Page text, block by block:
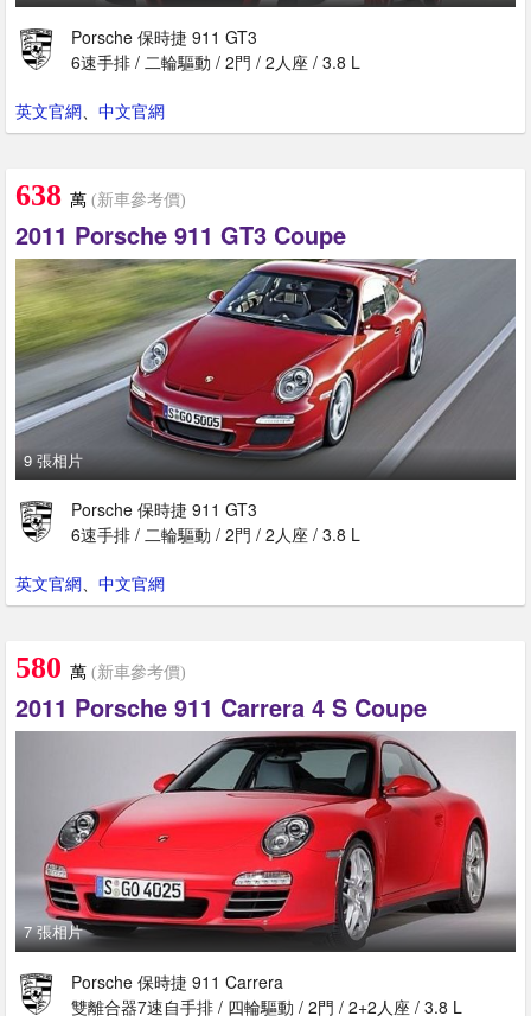
Porsche 保時捷 911 GT3
6速手排 / 二輪驅動 / 2門 / 2人座 / 3.8 L
英文官網、 中文官網
638 萬 (新車參考價)
2011 Porsche 911 GT3 Coupe
9 張相片
Porsche 保時捷 911 GT3
6速手排 / 二輪驅動 / 2門 / 2人座 / 3.8 L
英文官網、 中文官網
580 萬 (新車參考價)
2011 Porsche 911 Carrera 4 S Coupe
7 張相片
Porsche 保時捷 911 Carrera
雙離合器7速自手排 / 四輪驅動 / 2門 / 2+2人座 / 3.8 L